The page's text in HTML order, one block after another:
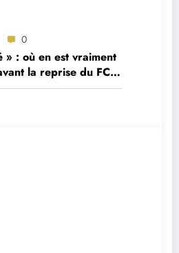
0
» : où en est vraiment
la reprise du FC